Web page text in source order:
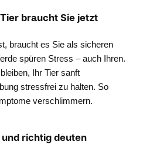
braucht Sie jetzt
braucht es Sie als sicheren
spüren Stress – auch Ihren.
Ihr Tier sanft
stressfrei zu halten. So
verschlimmern.
richtig deuten